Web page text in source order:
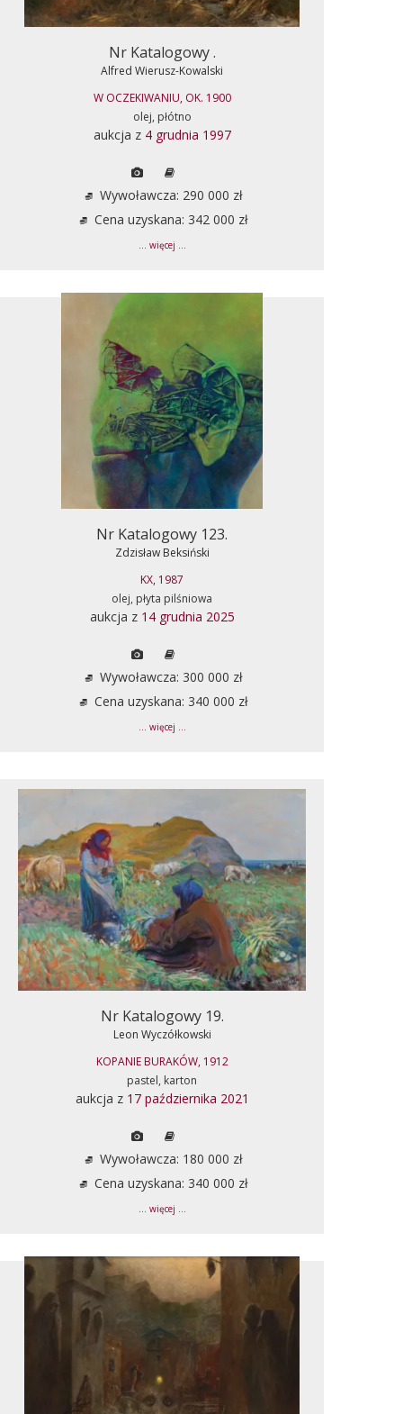
Nr Katalogowy .
Alfred Wierusz-Kowalski
W OCZEKIWANIU, OK. 1900
olej, płótno
aukcja z 4 grudnia 1997
Wywoławcza: 290 000 zł
Cena uzyskana: 342 000 zł
... więcej ...
Nr Katalogowy 123.
Zdzisław Beksiński
KX, 1987
olej, płyta pilśniowa
aukcja z 14 grudnia 2025
Wywoławcza: 300 000 zł
Cena uzyskana: 340 000 zł
... więcej ...
Nr Katalogowy 19.
Leon Wyczółkowski
KOPANIE BURAKÓW, 1912
pastel, karton
aukcja z 17 października 2021
Wywoławcza: 180 000 zł
Cena uzyskana: 340 000 zł
... więcej ...